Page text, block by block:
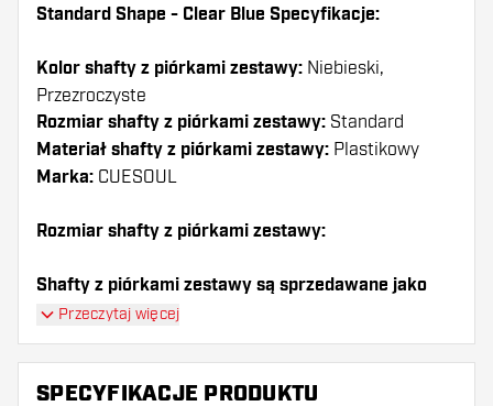
Standard Shape - Clear Blue Specyfikacje:
Kolor shafty z piórkami zestawy: Niebieski,
Przezroczyste
Rozmiar shafty z piórkami zestawy: Standard
Materiał shafty z piórkami zestawy: Plastikowy
Marka: CUESOUL
Rozmiar shafty z piórkami zestawy:
Shafty z piórkami zestawy są sprzedawane jako
zestaw (3 shafty razem)
Dartshopper tip!
Przeczytaj więcej
SPECYFIKACJE PRODUKTU